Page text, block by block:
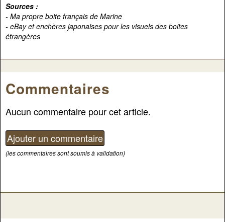
Sources :
- Ma propre boite français de Marine
- eBay et enchères japonaises pour les visuels des boites
étrangères
Commentaires
Aucun commentaire pour cet article.
(les commentaires sont soumis à validation)